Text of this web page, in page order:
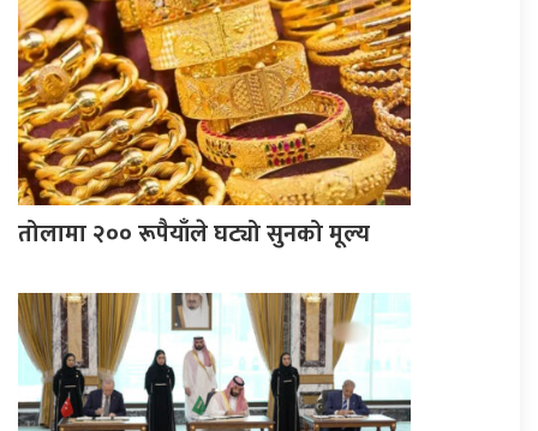
तोलामा २०० रूपैयाँले घट्यो सुनको मूल्य